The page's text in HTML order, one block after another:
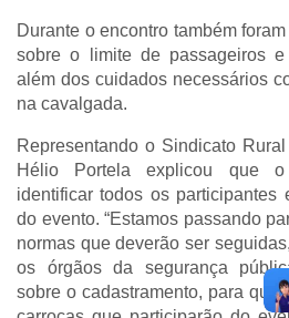
Durante o encontro também
sobre o limite de passageiros e
além dos cuidados necessários
na cavalgada.
Representando o Sindicato
Hélio Portela explicou que o
identificar todos os participantes
do evento. “Estamos passando
normas que deverão ser
os órgãos da segurança
sobre o cadastramento, para que